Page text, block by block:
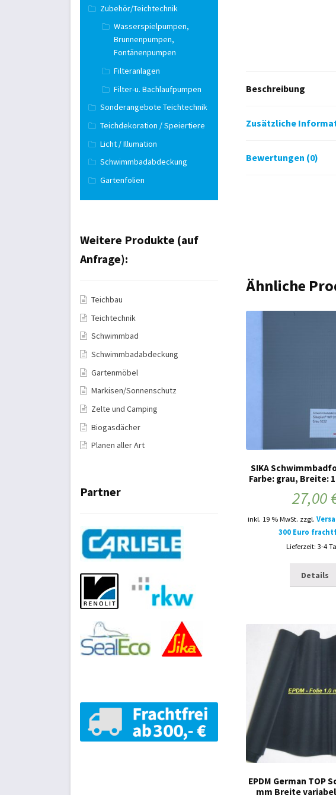
Beschreibung
Zusätzliche
Bewertungen (0)
Ähnliche
SIKA
Farbe: grau, Breite:
27,00
inkl. 19 % MwSt. zzgl.
300 Euro
Lieferzeit: 3-4
Details
EPDM German TOP
mm Breite
Zubehör/Teichtechnik
Wasserspielpumpen,
Brunnenpumpen,
Fontänenpumpen
Filteranlagen
Filter-u. Bachlaufpumpen
Sonderangebote Teichtechnik
Teichdekoration / Speiertiere
Licht / Illumation
Schwimmbadabdeckung
Gartenfolien
Weitere Produkte (auf
Anfrage):
Teichbau
Teichtechnik
Schwimmbad
Schwimmbadabdeckung
Gartenmöbel
Markisen/Sonnenschutz
Zelte und Camping
Biogasdächer
Planen aller Art
Partner